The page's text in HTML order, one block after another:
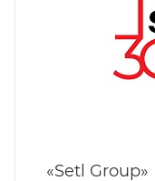
«Setl Group»